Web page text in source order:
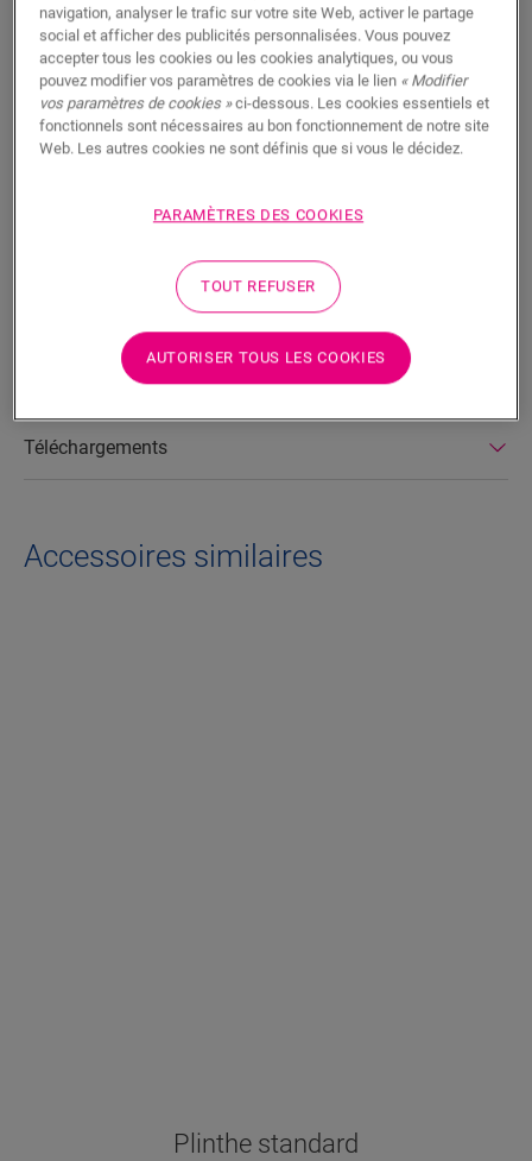
Fonctionnalités du produit
Cette moulure est une plinthe discrète qui correspond
parfaitement à la couleur de votre sol. Une moulure peut
colle One4All. Pour une finition étanche à l’eau, vous pouvez
moulure est également disponible en version à peindre
blanche (QSSCOTPAINT).
Téléchargements
Accessoires similaires
Plinthe standard
navigation, analyser le trafic sur votre site Web, activer le partage
social et afficher des publicités personnalisées. Vous pouvez
accepter tous les cookies ou les cookies analytiques, ou vous
pouvez modifier vos paramètres de cookies via le lien « Modifier
vos paramètres de cookies »ci-dessous. Les cookies essentiels et
fonctionnels sont nécessaires au bon fonctionnement de notre site
Web. Les autres cookies ne sont définis que si vous le décidez.
PARAMÈTRES DES COOKIES
TOUT REFUSER
AUTORISER TOUS LES COOKIES